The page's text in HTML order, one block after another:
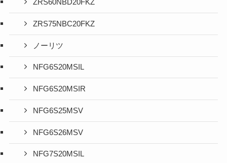
ZRS60NBD20FKZ
ZRS75NBC20FKZ
ノーリツ
NFG6S20MSIL
NFG6S20MSIR
NFG6S25MSV
NFG6S26MSV
NFG7S20MSIL